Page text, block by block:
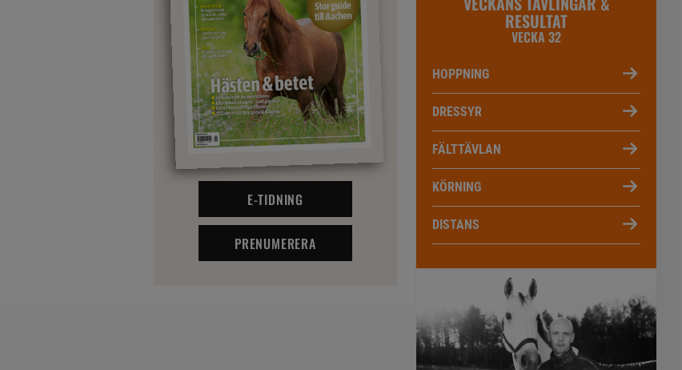
E-TIDNING
PRENUMERERA
RESULTAT
VECKA 32
HOPPNING
DRESSYR
FÄLTTÄVLAN
KÖRNING
DISTANS